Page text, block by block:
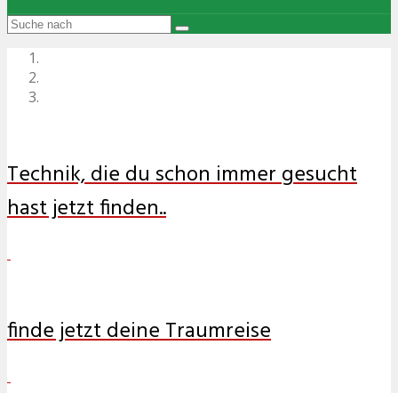
Technik, die du schon immer gesucht
hast jetzt finden..
finde jetzt deine Traumreise